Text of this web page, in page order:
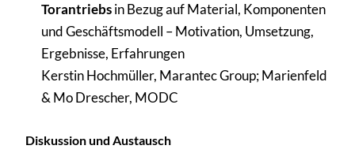
Torantriebsin Bezug auf Material, Komponenten
und Geschäftsmodell – Motivation, Umsetzung,
Ergebnisse, Erfahrungen
Kerstin Hochmüller, Marantec Group; Marienfeld
& Mo Drescher, MODC
Diskussion und Austausch